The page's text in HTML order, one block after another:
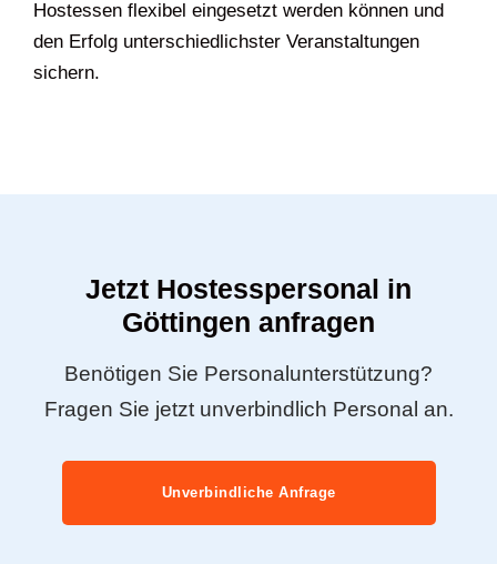
Hostessen flexibel eingesetzt werden können und
den Erfolg unterschiedlichster Veranstaltungen
sichern.
Jetzt Hostesspersonal in
Göttingen anfragen
Benötigen Sie Personalunterstützung?
Fragen Sie jetzt unverbindlich Personal an.
Unverbindliche Anfrage